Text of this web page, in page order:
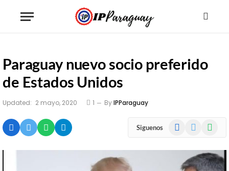
Paraguay nuevo socio preferido
de Estados Unidos
Updated: 2 mayo, 2020 1 ByIPParaguay
Siguenos Facebook